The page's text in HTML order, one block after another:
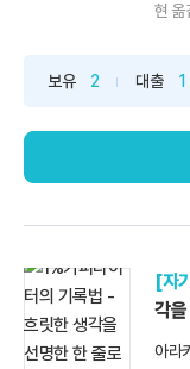
현 옮
보유 2 대출 1
[자
각
아라